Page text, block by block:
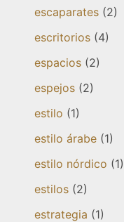
escaparates (2)
escritorios (4)
espacios (2)
espejos (2)
estilo (1)
estilo árabe (1)
estilo nórdico (1)
estilos (2)
estrategia (1)